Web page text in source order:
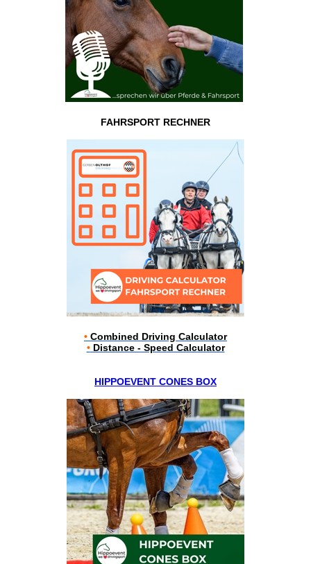
FAHRSPORT RECHNER
• Combined Driving Calculator
•Distance - Speed Calculator
HIPPOEVENT CONES BOX